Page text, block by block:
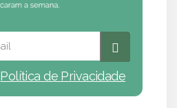
Política de Privacidade